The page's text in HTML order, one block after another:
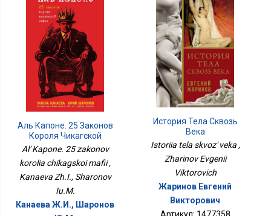
Аль Капоне. 25 Законов
Короля Чикагской
Мафии
Al' Kapone. 25 zakonov
korolia chikagskoi mafii ,
Kanaeva Zh.I., Sharonov
Iu.M.
Канаева Ж.И., Шаронов
История Тела Сквозь
Века
Istoriia tela skvoz' veka ,
Zharinov Evgenii
Viktorovich
Жаринов Евгений
Викторович